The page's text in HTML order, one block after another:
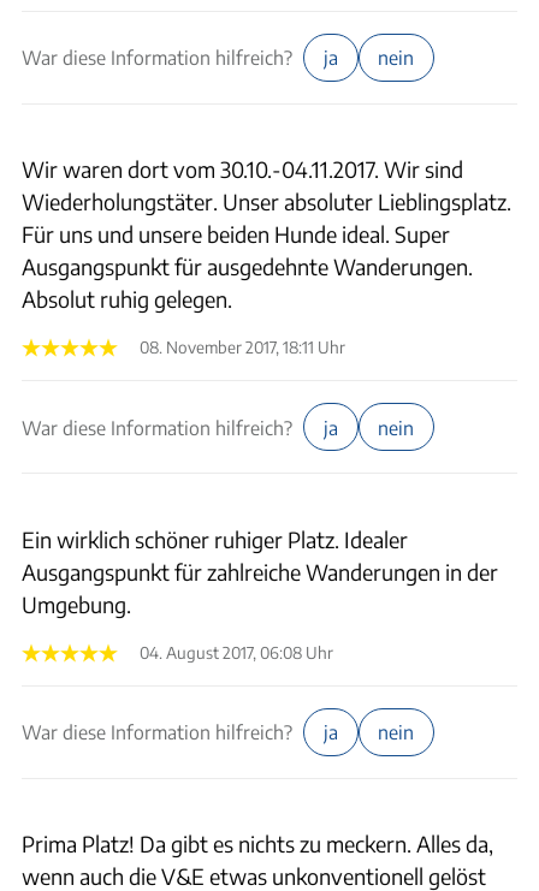
War diese Information hilfreich? ja nein
Wir waren dort vom 30.10.-04.11.2017. Wir sind
Wiederholungstäter. Unser absoluter Lieblingsplatz.
Für uns und unsere beiden Hunde ideal. Super
Ausgangspunkt für ausgedehnte Wanderungen.
Absolut ruhig gelegen.
08. November 2017, 18:11 Uhr
War diese Information hilfreich? ja nein
Ein wirklich schöner ruhiger Platz. Idealer
Ausgangspunkt für zahlreiche Wanderungen in der
Umgebung.
04. August 2017, 06:08 Uhr
War diese Information hilfreich? ja nein
Prima Platz! Da gibt es nichts zu meckern. Alles da,
wenn auch die V&E etwas unkonventionell gelöst